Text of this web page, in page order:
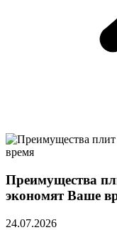
Преимущества
экономят Ваше
24.07.2026